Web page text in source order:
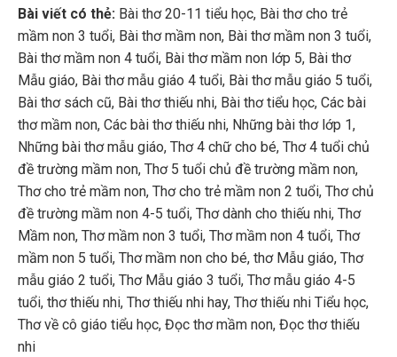
Bài viết có thẻ: Bài thơ 20-11 tiểu học, Bài thơ cho trẻ
mầm non 3 tuổi, Bài thơ mầm non, Bài thơ mầm non 3 tuổi,
Bài thơ mầm non 4 tuổi, Bài thơ mầm non lớp 5, Bài thơ
Mẫu giáo, Bài thơ mẫu giáo 4 tuổi, Bài thơ mẫu giáo 5 tuổi,
Bài thơ sách cũ, Bài thơ thiếu nhi, Bài thơ tiểu học, Các bài
thơ mầm non, Các bài thơ thiếu nhi, Những bài thơ lớp 1,
Những bài thơ mẫu giáo, Thơ 4 chữ cho bé, Thơ 4 tuổi chủ
đề trường mầm non, Thơ 5 tuổi chủ đề trường mầm non,
Thơ cho trẻ mầm non, Thơ cho trẻ mầm non 2 tuổi, Thơ chủ
đề trường mầm non 4-5 tuổi, Thơ dành cho thiếu nhi, Thơ
Mầm non, Thơ mầm non 3 tuổi, Thơ mầm non 4 tuổi, Thơ
mầm non 5 tuổi, Thơ mầm non cho bé, thơ Mẫu giáo, Thơ
mẫu giáo 2 tuổi, Thơ Mẫu giáo 3 tuổi, Thơ mẫu giáo 4-5
tuổi, thơ thiếu nhi, Thơ thiếu nhi hay, Thơ thiếu nhi Tiểu học,
Thơ về cô giáo tiểu học, Đọc thơ mầm non, Đọc thơ thiếu
nhi